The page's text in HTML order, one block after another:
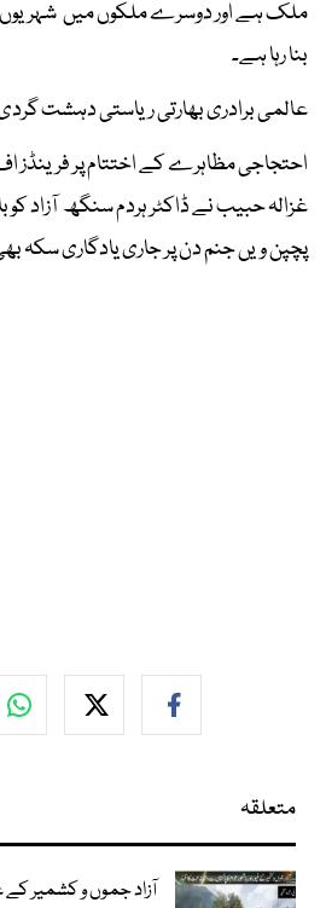
ملک ہے اور دوسرے ملکوں میں
بنا رہا ہے۔
عالمی برادری بھارتی ریاستی دہشت
احتجاجی مظاہرے کے اختتام پر فرینڈز
غزالہ حبیب نے ڈاکٹر ہردم سنگھ آزاد کو
پچپن ویں جنم دن پر جاری یادگاری سکہ
متعلقہ
آزاد جموں و کشمیر کے